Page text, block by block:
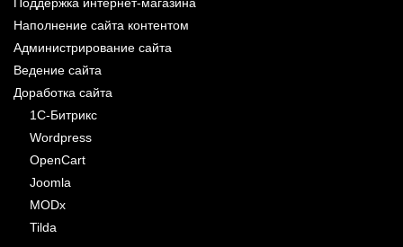
Поддержка интернет-магазина
Наполнение сайта контентом
Администрирование сайта
Ведение сайта
Доработка сайта
1С-Битрикс
Wordpress
OpenCart
Joomla
MODx
Tilda